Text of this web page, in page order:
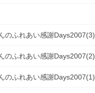
のふれあい感謝Days2007(3)
のふれあい感謝Days2007(2)
のふれあい感謝Days2007(1)